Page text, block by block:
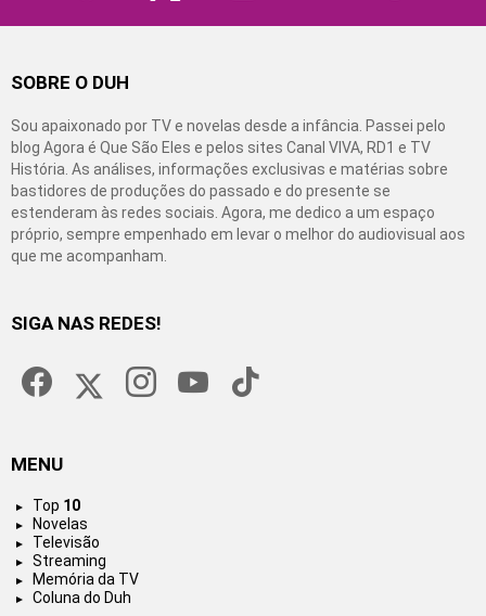
SOBRE O DUH
Sou apaixonado por TV e novelas desde a infância. Passei pelo
blog Agora é Que São Eles e pelos sites Canal VIVA, RD1 e TV
História. As análises, informações exclusivas e matérias sobre
bastidores de produções do passado e do presente se
estenderam às redes sociais. Agora, me dedico a um espaço
próprio, sempre empenhado em levar o melhor do audiovisual aos
que me acompanham.
SIGA NAS REDES!
MENU
Top 10
Novelas
Televisão
Streaming
Memória da TV
Coluna do Duh